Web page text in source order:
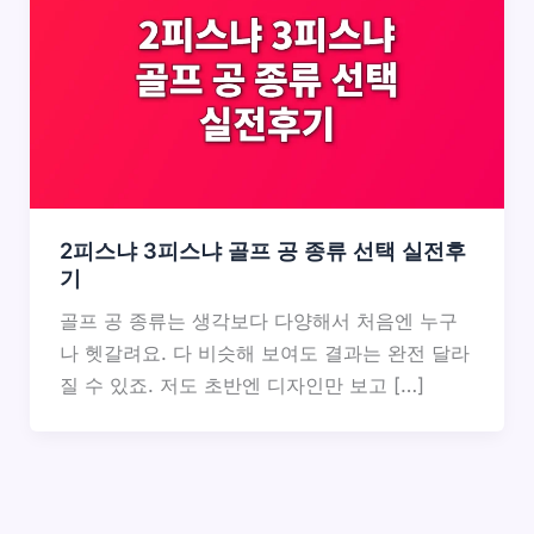
2피스냐 3피스냐 골프 공 종류 선택 실전후
기
골프 공 종류는 생각보다 다양해서 처음엔 누구
나 헷갈려요. 다 비슷해 보여도 결과는 완전 달라
질 수 있죠. 저도 초반엔 디자인만 보고 […]